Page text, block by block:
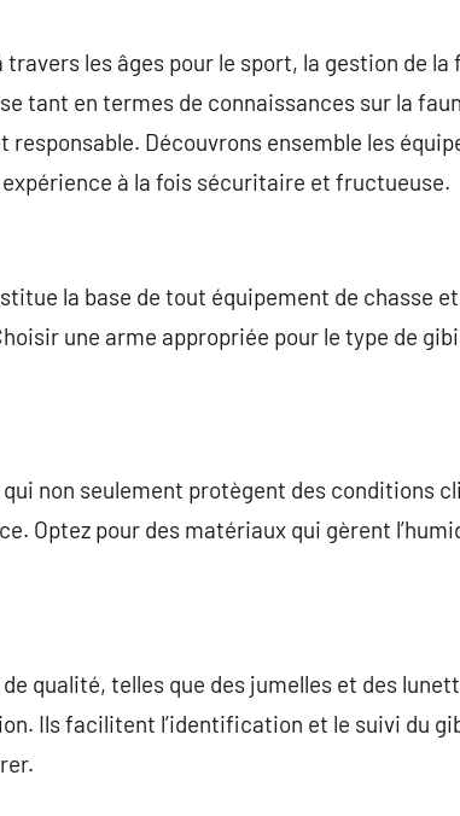
les âges pour le sport, la gestion de la
tant en termes de connaissances sur la
responsable. Découvrons ensemble les
à la fois sécuritaire et fructueuse.
la base de tout équipement de chasse
une arme appropriée pour le type de
non seulement protègent des conditions
Optez pour des matériaux qui gèrent
qualité, telles que des jumelles et des
Ils facilitent l’identification et le suivi du